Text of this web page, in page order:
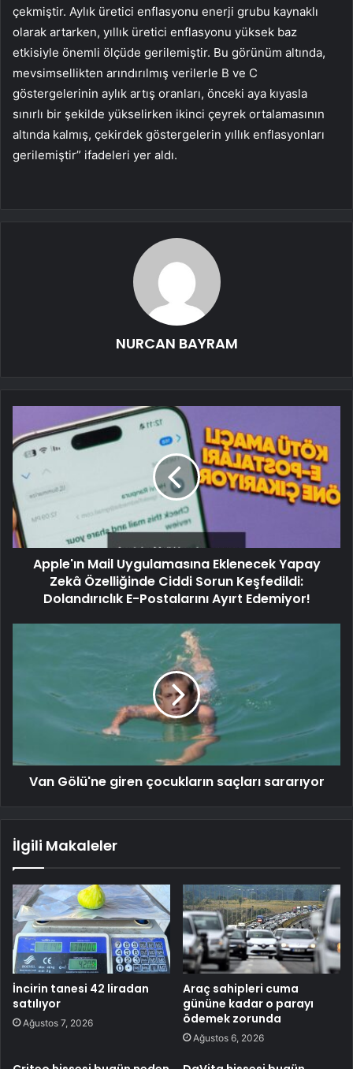
çekmiştir. Aylık üretici enflasyonu enerji grubu kaynaklı
olarak artarken, yıllık üretici enflasyonu yüksek baz
etkisiyle önemli ölçüde gerilemiştir. Bu görünüm altında,
mevsimsellikten arındırılmış verilerle B ve C
göstergelerinin aylık artış oranları, önceki aya kıyasla
sınırlı bir şekilde yükselirken ikinci çeyrek ortalamasının
altında kalmış, çekirdek göstergelerin yıllık enflasyonları
gerilemiştir” ifadeleri yer aldı.
NURCAN BAYRAM
Apple'ın Mail Uygulamasına Eklenecek Yapay
Zekâ Özelliğinde Ciddi Sorun Keşfedildi:
Dolandırıclık E-Postalarını Ayırt Edemiyor!
Van Gölü'ne giren çocukların saçları sararıyor
İlgili Makaleler
İncirin tanesi 42 liradan
satılıyor
Ağustos 7, 2026
Araç sahipleri cuma
gününe kadar o parayı
ödemek zorunda
Ağustos 6, 2026